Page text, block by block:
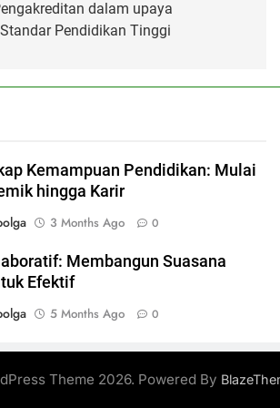
dalam upaya
Pendidikan Tinggi
Kemampuan Pendidikan: Mulai
hingga Karir
3 Months Ago 0
Membangun Suasana
Efektif
5 Months Ago 0
Theme 2026. Powered By